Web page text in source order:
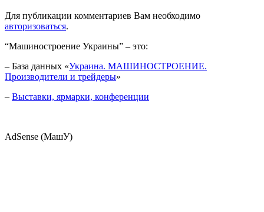
Для публикации комментариев Вам необходимо
авторизоваться.
“Машиностроение Украины” – это:
– База данных «Украина. МАШИНОСТРОЕНИЕ.
Производители и трейдеры»
– Выставки, ярмарки, конференции
AdSense (МашУ)